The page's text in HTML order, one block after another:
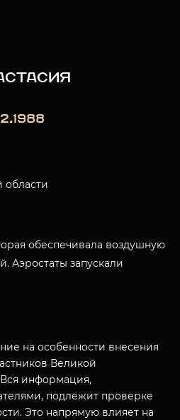
области
обеспечивала воздушную
Аэростаты запускали
на особенности внесения
Великой
информация,
подлежит проверке
Это напрямую влияет на